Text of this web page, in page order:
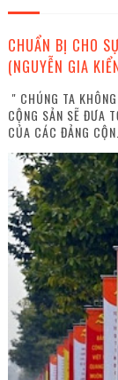
CHUẨN BỊ CHO
(NGUYỄN GIA
" CHÚNG TA
CỘNG SẢN SẼ ĐƯA
CỦA CÁC ĐẢNG CỘN...